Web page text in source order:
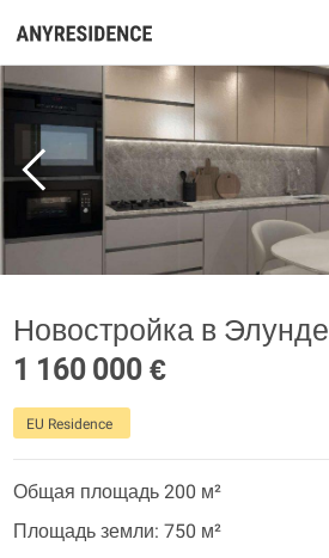
Новостройка в Элунде
1 160 000 €
EU Residence
Общая площадь 200 м²
Площадь земли: 750 м²